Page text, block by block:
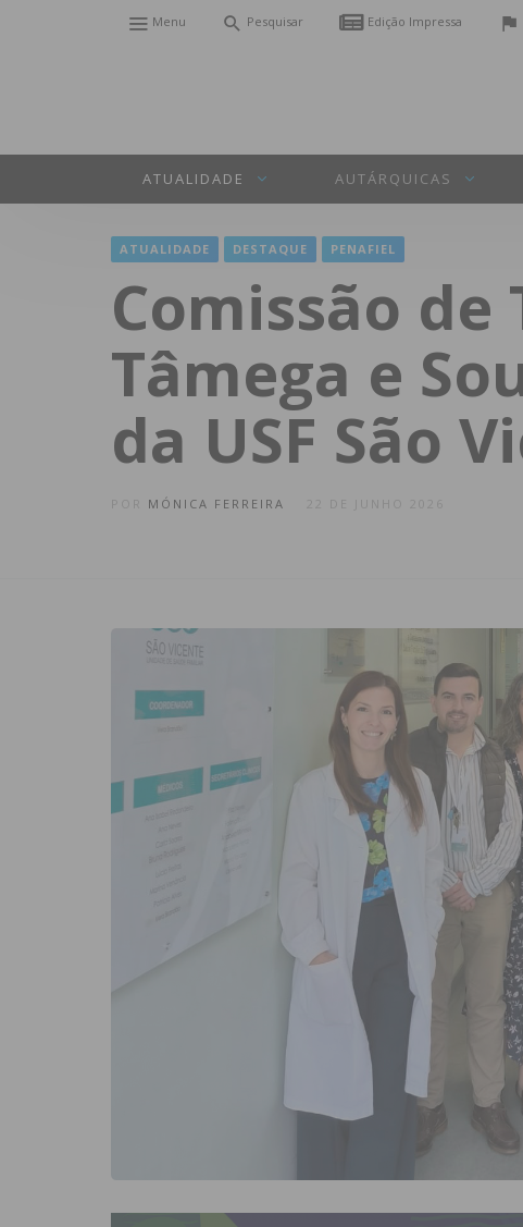
Menu Pesquisar Edição Impressa
ATUALIDADE AUTÁRQUICAS
ATUALIDADE DESTAQUE PENAFIEL
Comissão de
Tâmega e
da USF São
MÓNICA FERREIRA